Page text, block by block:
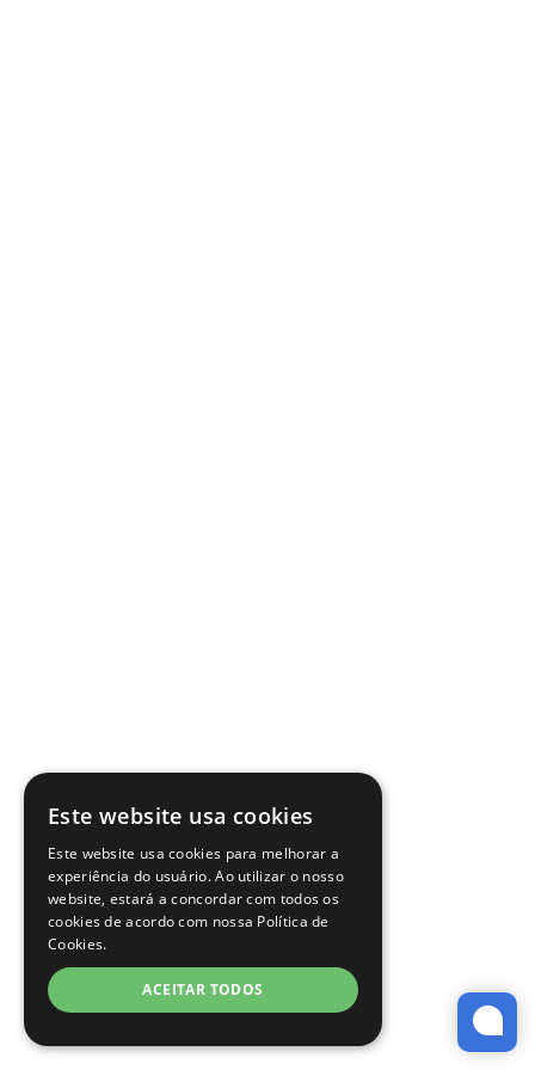
Este website usa cookies
Este website usa cookies para melhorar a
experiência do usuário. Ao utilizar o nosso
website, estará a concordar com todos os
cookies de acordo com nossa Política de
Cookies.
ACEITAR TODOS